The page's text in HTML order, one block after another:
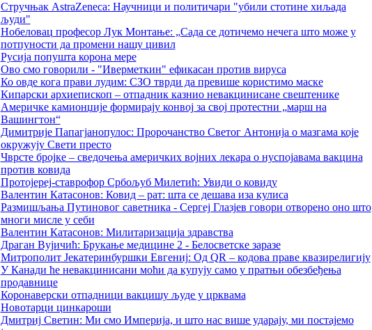
Стручњак AstraZeneca: Научници и политичари "убили стотине хиљада
људи"
Нобеловац професор Лук Монтање: „Сада се дотичемо нечега што може у
потпуности да промени нашу цивил
Русија попушта корона мере
Ово смо говорили - "Иверметкин" ефикасан против вируса
Ко овде кога прави лудим: СЗО тврди да превише користимо маске
Кипарски архиепископ – отпадник казнио невакцинисане свештенике
Америчке камионџије формирају конвој за свој протестни „марш на
Вашингтон“
Димитрије Папагјанопулос: Пророчанство Светог Антонија о мазгама које
окружују Свети престо
Чврсте бројке – сведочења америчких војних лекара о нуспојавама вакцина
против ковида
Протојереј-ставрофор Србољуб Милетић: Увиди о ковиду
Валентин Катасонов: Ковид – рат: шта се дешава иза кулиса
Размишљања Путиновог саветника - Сергеј Глазјев говори отворено оно што
многи мисле у себи
Валентин Катасонов: Милитаризација здравства
Драган Вујичић: Брукање медицине 2 - Белосветске заразе
Митрополит Јекатеринбуршки Евгениј: Од QR – кодова праве квазирелигију
У Канади ће невакцинисани моћи да купују само у пратњи обезбеђења
продавнице
Коронаверски отпадници вакцишу људе у црквама
Новотарци цинкароши
Дмитриј Светин: Ми смо Империја, и што нас више ударају, ми постајемо